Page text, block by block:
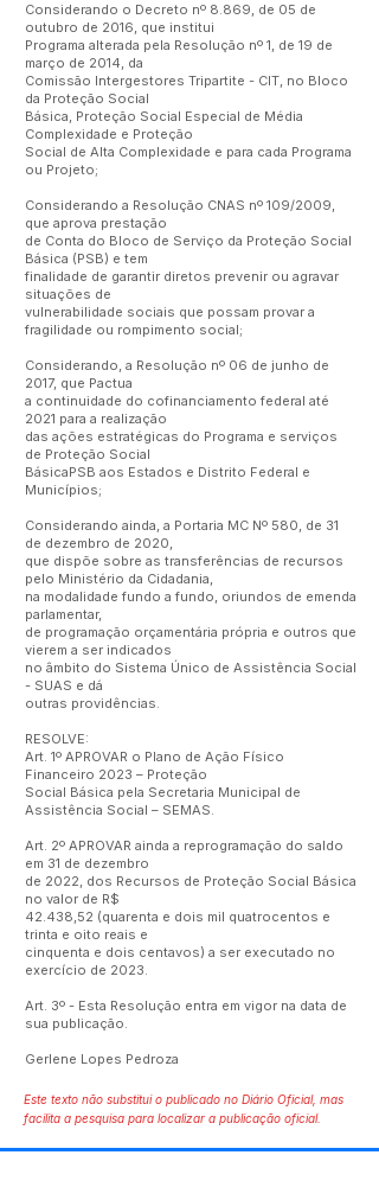
Considerando o Decreto nº 8.869, de 05 de
outubro de 2016, que institui
Programa alterada pela Resolução nº 1, de 19 de
março de 2014, da
Comissão Intergestores Tripartite - CIT, no Bloco
da Proteção Social
Básica, Proteção Social Especial de Média
Complexidade e Proteção
Social de Alta Complexidade e para cada Programa
ou Projeto;
Considerando a Resolução CNAS nº 109/2009,
que aprova prestação
de Conta do Bloco de Serviço da Proteção Social
Básica (PSB) e tem
finalidade de garantir diretos prevenir ou agravar
situações de
vulnerabilidade sociais que possam provar a
fragilidade ou rompimento social;
Considerando, a Resolução nº 06 de junho de
2017, que Pactua
a continuidade do cofinanciamento federal até
2021 para a realização
das ações estratégicas do Programa e serviços
de Proteção Social
BásicaPSB aos Estados e Distrito Federal e
Municípios;
Considerando ainda, a Portaria MC Nº 580, de 31
de dezembro de 2020,
que dispõe sobre as transferências de recursos
pelo Ministério da Cidadania,
na modalidade fundo a fundo, oriundos de emenda
parlamentar,
de programação orçamentária própria e outros que
vierem a ser indicados
no âmbito do Sistema Único de Assistência Social
- SUAS e dá
outras providências.
RESOLVE:
Art. 1º APROVAR o Plano de Ação Físico
Financeiro 2023 – Proteção
Social Básica pela Secretaria Municipal de
Assistência Social – SEMAS.
Art. 2º APROVAR ainda a reprogramação do saldo
em 31 de dezembro
de 2022, dos Recursos de Proteção Social Básica
no valor de R$
42.438,52 (quarenta e dois mil quatrocentos e
trinta e oito reais e
cinquenta e dois centavos) a ser executado no
exercício de 2023.
Art. 3º - Esta Resolução entra em vigor na data de
sua publicação.
Gerlene Lopes Pedroza
Este texto não substitui o publicado no Diário Oficial, mas
facilita a pesquisa para localizar a publicação oficial.